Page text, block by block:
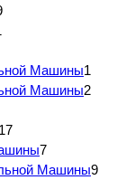
Машины1
Машины2
17
7
Машины9